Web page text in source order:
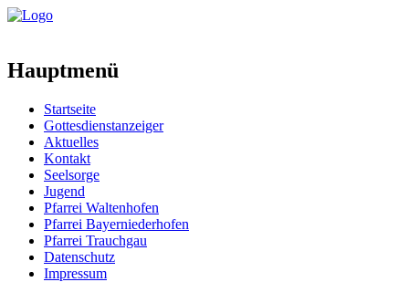
Hauptmenü
Startseite
Gottesdienstanzeiger
Aktuelles
Kontakt
Seelsorge
Jugend
Pfarrei Waltenhofen
Pfarrei Bayerniederhofen
Pfarrei Trauchgau
Datenschutz
Impressum